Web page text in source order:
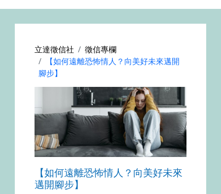
立達徵信社
徵信專欄
【如何遠離恐怖情人？向美好未來邁開
腳步】
【如何遠離恐怖情人？向美好未來
邁開腳步】